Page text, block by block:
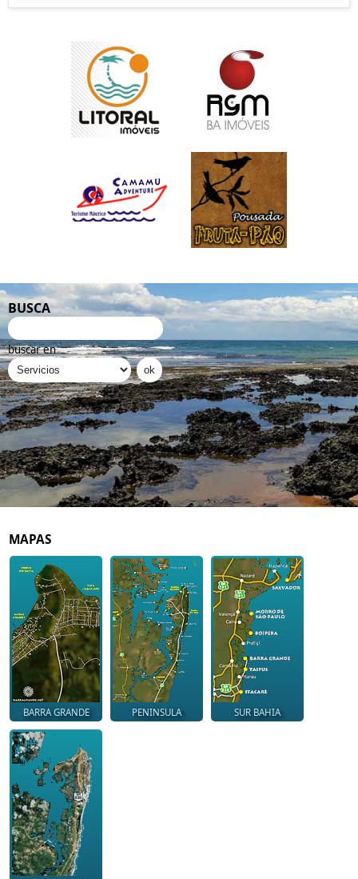
BUSCA
buscar en
MAPAS
BARRA GRANDE PENINSULA SUR BAHIA